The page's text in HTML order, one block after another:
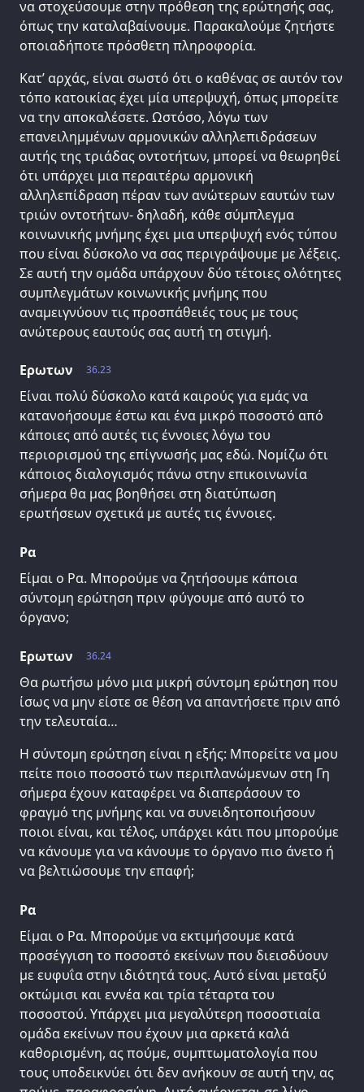
να στοχεύσουμε στην πρόθεση της ερώτησής σας,
όπως την καταλαβαίνουμε. Παρακαλούμε ζητήστε
οποιαδήποτε πρόσθετη πληροφορία.
Κατ’ αρχάς, είναι σωστό ότι ο καθένας σε αυτόν τον
τόπο κατοικίας έχει μία υπερψυχή, όπως μπορείτε
να την αποκαλέσετε. Ωστόσο, λόγω των
επανειλημμένων αρμονικών αλληλεπιδράσεων
αυτής της τριάδας οντοτήτων, μπορεί να θεωρηθεί
ότι υπάρχει μια περαιτέρω αρμονική
αλληλεπίδραση πέραν των ανώτερων εαυτών των
τριών οντοτήτων- δηλαδή, κάθε σύμπλεγμα
κοινωνικής μνήμης έχει μια υπερψυχή ενός τύπου
που είναι δύσκολο να σας περιγράψουμε με λέξεις.
Σε αυτή την ομάδα υπάρχουν δύο τέτοιες ολότητες
συμπλεγμάτων κοινωνικής μνήμης που
αναμειγνύουν τις προσπάθειές τους με τους
ανώτερους εαυτούς σας αυτή τη στιγμή.
36.23
Ερωτων
Είναι πολύ δύσκολο κατά καιρούς για εμάς να
κατανοήσουμε έστω και ένα μικρό ποσοστό από
κάποιες από αυτές τις έννοιες λόγω του
περιορισμού της επίγνωσής μας εδώ. Νομίζω ότι
κάποιος διαλογισμός πάνω στην επικοινωνία
σήμερα θα μας βοηθήσει στη διατύπωση
ερωτήσεων σχετικά με αυτές τις έννοιες.
Ρα
Είμαι ο Ρα. Μπορούμε να ζητήσουμε κάποια
σύντομη ερώτηση πριν φύγουμε από αυτό το
όργανο;
36.24
Ερωτων
Θα ρωτήσω μόνο μια μικρή σύντομη ερώτηση που
ίσως να μην είστε σε θέση να απαντήσετε πριν από
την τελευταία…
Η σύντομη ερώτηση είναι η εξής: Μπορείτε να μου
πείτε ποιο ποσοστό των περιπλανώμενων στη Γη
σήμερα έχουν καταφέρει να διαπεράσουν το
φραγμό της μνήμης και να συνειδητοποιήσουν
ποιοι είναι, και τέλος, υπάρχει κάτι που μπορούμε
να κάνουμε για να κάνουμε το όργανο πιο άνετο ή
να βελτιώσουμε την επαφή;
Ρα
Είμαι ο Ρα. Μπορούμε να εκτιμήσουμε κατά
προσέγγιση το ποσοστό εκείνων που διεισδύουν
με ευφυΐα στην ιδιότητά τους. Αυτό είναι μεταξύ
οκτώμισι και εννέα και τρία τέταρτα του
ποσοστού. Υπάρχει μια μεγαλύτερη ποσοστιαία
ομάδα εκείνων που έχουν μια αρκετά καλά
καθορισμένη, ας πούμε, συμπτωματολογία που
τους υποδεικνύει ότι δεν ανήκουν σε αυτή την, ας